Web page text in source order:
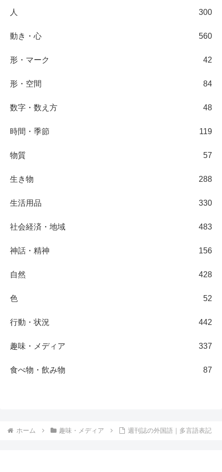
人 300
動き・心 560
形・マーク 42
形・空間 84
数字・数え方 48
時間・季節 119
物質 57
生き物 288
生活用品 330
社会経済・地域 483
神話・精神 156
自然 428
色 52
行動・状況 442
趣味・メディア 337
食べ物・飲み物 87
ホーム 趣味・メディア 週刊誌の外国語｜多言語表記